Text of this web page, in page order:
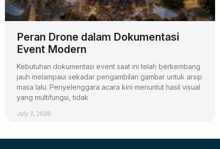
Peran Drone dalam Dokumentasi
Event Modern
Kebutuhan dokumentasi event saat ini telah berkembang
jauh melampaui sekadar pengambilan gambar untuk arsip
masa lalu. Penyelenggara acara kini menuntut hasil visual
yang multifungsi, tidak
July 2, 2026